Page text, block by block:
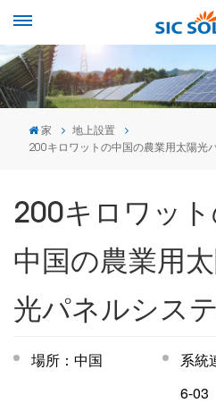
家
地上設置
200キロワットの中国の農業用太陽光
200キロワット
中国の農業用太
光パネルシス
場所：中国 系統
6-03